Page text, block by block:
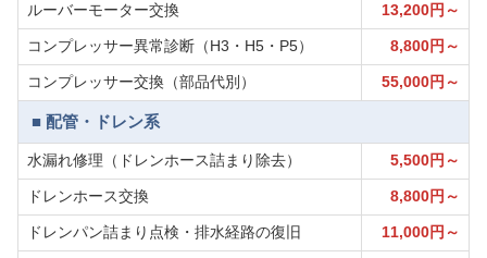
ルーバーモーター交換 13,200円～
コンプレッサー異常診断（H3・H5・P5） 8,800円～
コンプレッサー交換（部品代別） 55,000円～
■ 配管・ドレン系
水漏れ修理（ドレンホース詰まり除去） 5,500円～
ドレンホース交換 8,800円～
ドレンパン詰まり点検・排水経路の復旧 11,000円～